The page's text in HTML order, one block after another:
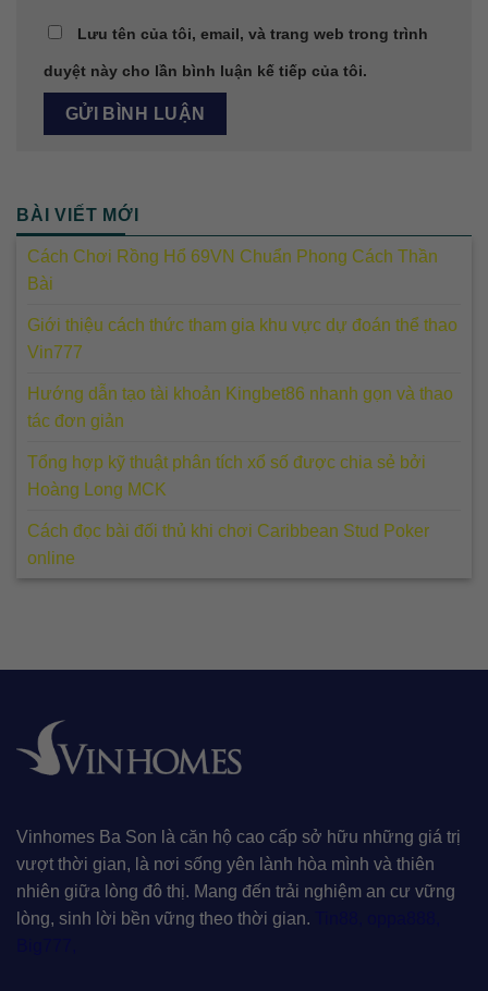
Lưu tên của tôi, email, và trang web trong trình
duyệt này cho lần bình luận kế tiếp của tôi.
BÀI VIẾT MỚI
Cách Chơi Rồng Hổ 69VN Chuẩn Phong Cách Thần
Bài
Giới thiệu cách thức tham gia khu vực dự đoán thể thao
Vin777
Hướng dẫn tạo tài khoản Kingbet86 nhanh gọn và thao
tác đơn giản
Tổng hợp kỹ thuật phân tích xổ số được chia sẻ bởi
Hoàng Long MCK
Cách đọc bài đối thủ khi chơi Caribbean Stud Poker
online
Vinhomes Ba Son là căn hộ cao cấp sở hữu những giá trị
vượt thời gian, là nơi sống yên lành hòa mình và thiên
nhiên giữa lòng đô thị. Mang đến trải nghiệm an cư vững
lòng, sinh lời bền vững theo thời gian.